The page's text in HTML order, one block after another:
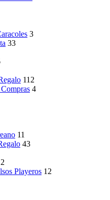
3
33
112
4
11
43
2
Playeros 12